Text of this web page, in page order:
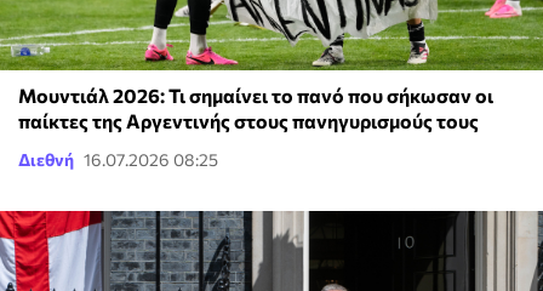
Μουντιάλ 2026: Τι σημαίνει το πανό που σήκωσαν οι
παίκτες της Αργεντινής στους πανηγυρισμούς τους
Διεθνή 16.07.2026 08:25